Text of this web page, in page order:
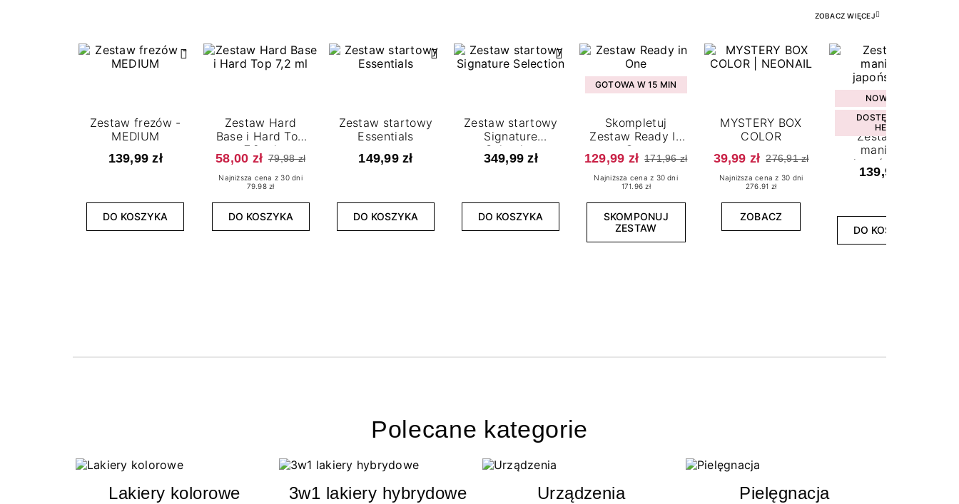
ZOBACZ WIĘCEJ
Zestaw frezów -
MEDIUM
139,99 zł
DO KOSZYKA
Zestaw Hard
Base i Hard Top
7,2 ml
58,00 zł 79,98 zł
Najniższa cena z 30 dni
79.98 zł
DO KOSZYKA
Zestaw startowy
Essentials
149,99 zł
DO KOSZYKA
Zestaw startowy
Signature
Selection
349,99 zł
DO KOSZYKA
GOTOWA W 15 MIN
Skompletuj
Zestaw Ready In
One
129,99 zł 171,96 zł
Najniższa cena z 30 dni
171.96 zł
SKOMPONUJ
ZESTAW
MYSTERY BOX
COLOR
39,99 zł 276,91 zł
Najniższa cena z 30 dni
276.91 zł
ZOBACZ
NOWOŚĆ
DOSTĘPNY W
HEBE
Zestaw do
manicure
japońskiego
139,99 zł
DO KOSZYKA
Polecane kategorie
Lakiery kolorowe 3w1 lakiery hybrydowe Urządzenia Pielęgnacja